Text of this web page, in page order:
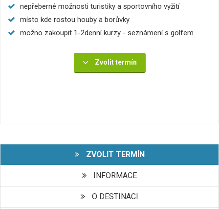
nepřeberné možnosti turistiky a sportovního vyžití
místo kde rostou houby a borůvky
možno zakoupit 1-2denní kurzy - seznámení s golfem
Zvolit termín
ZVOLIT TERMÍN
INFORMACE
O DESTINACI